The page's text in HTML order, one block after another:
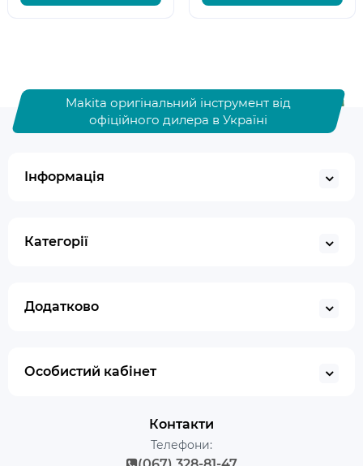
Makita оригінальний інструмент від
офіційного дилера в Україні
Інформація
Категорії
Додатково
Особистий кабінет
Контакти
Телефони: